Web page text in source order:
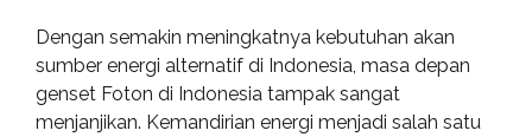
Dengan semakin meningkatnya kebutuhan akan
sumber energi alternatif di Indonesia, masa depan
genset Foton di Indonesia tampak sangat
menjanjikan. Kemandirian energi menjadi salah satu